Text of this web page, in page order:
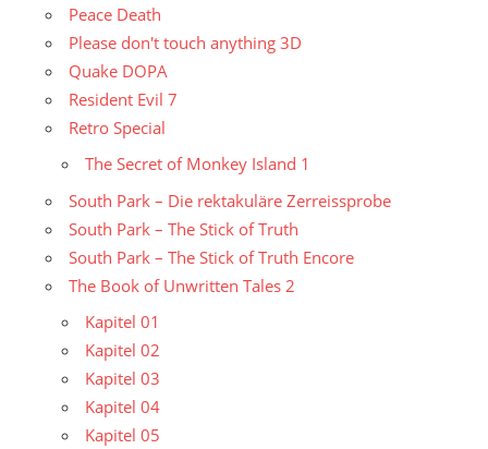
Peace Death
Please don't touch anything 3D
Quake DOPA
Resident Evil 7
Retro Special
The Secret of Monkey Island 1
South Park – Die rektakuläre Zerreissprobe
South Park – The Stick of Truth
South Park – The Stick of Truth Encore
The Book of Unwritten Tales 2
Kapitel 01
Kapitel 02
Kapitel 03
Kapitel 04
Kapitel 05